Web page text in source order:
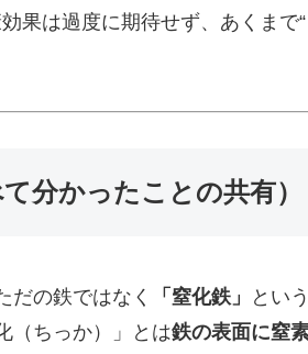
果は過度に期待せず、あくまで
分かったことの共有）
だの鉄ではなく 「窒化鉄」
とい
（ちっか）」とは鉄の表面に窒